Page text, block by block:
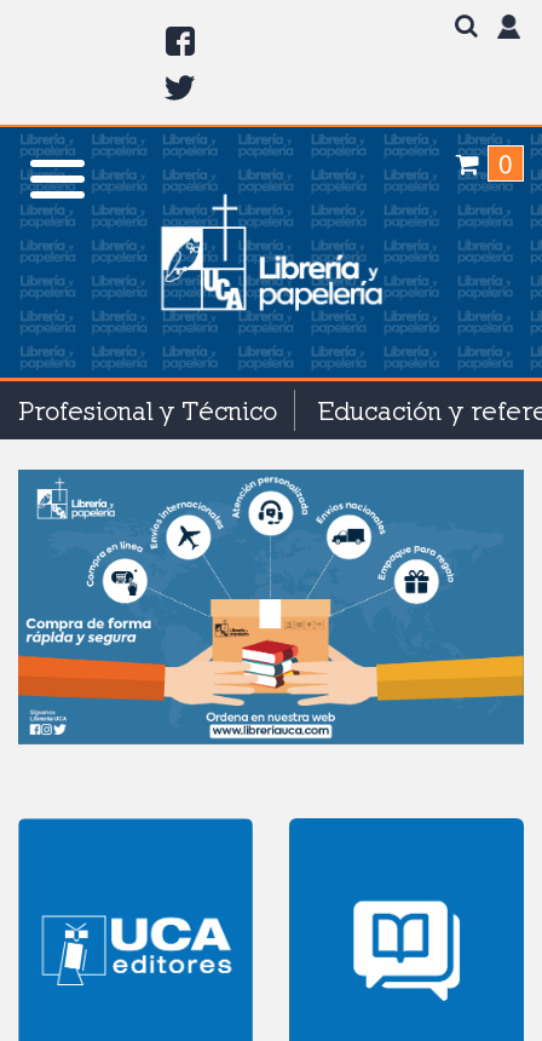
0
Profesional y Técnico Educación y